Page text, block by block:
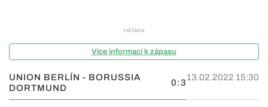
Více informací k zápasu
UNION BERLÍN - BORUSSIA
DORTMUND
0:3
13.02.2022 15:30